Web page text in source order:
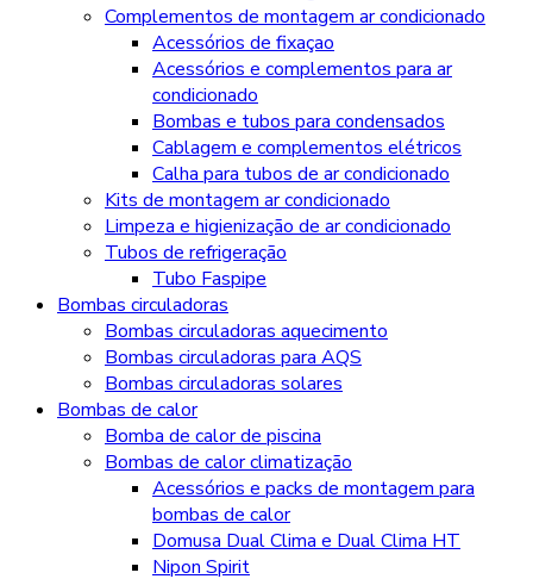
Complementos de montagem ar condicionado
Acessórios de fixaçao
Acessórios e complementos para ar
condicionado
Bombas e tubos para condensados
Cablagem e complementos elétricos
Calha para tubos de ar condicionado
Kits de montagem ar condicionado
Limpeza e higienização de ar condicionado
Tubos de refrigeração
Tubo Faspipe
Bombas circuladoras
Bombas circuladoras aquecimento
Bombas circuladoras para AQS
Bombas circuladoras solares
Bombas de calor
Bomba de calor de piscina
Bombas de calor climatização
Acessórios e packs de montagem para
bombas de calor
Domusa Dual Clima e Dual Clima HT
Nipon Spirit